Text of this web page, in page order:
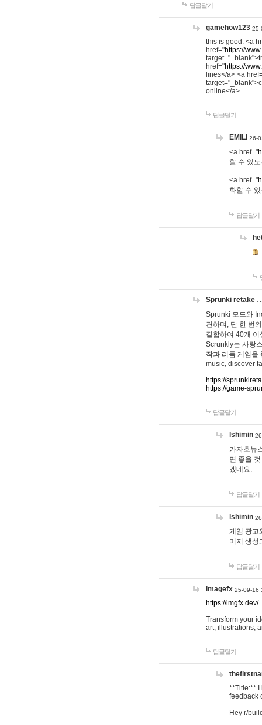
답글달기
gamehow123 25-
this is good. <a
href="https://
href="https://
lines</a> <a
online</a>
답글달기
EMILI 26-
<a href="
할 수 있
<a href="
화할 수
답글달기
Sprunki retake
Sprunki 모드와
견하며, 단 한 번
결합하여 40개
Scrunkly는 사랑
작과 리듬 게임을
music, discover
https://
https://game-
답글달기
lshimin
카자흐뉴
면 좋을
겠네요.
답글달기
lshimin
게임 광고
미지 생성
답글달기
imagefx 25-09-16
https://imgfx.dev/
Transform your
art, illustrations,
답글달기
**Title:** I
feedback
Hey r/